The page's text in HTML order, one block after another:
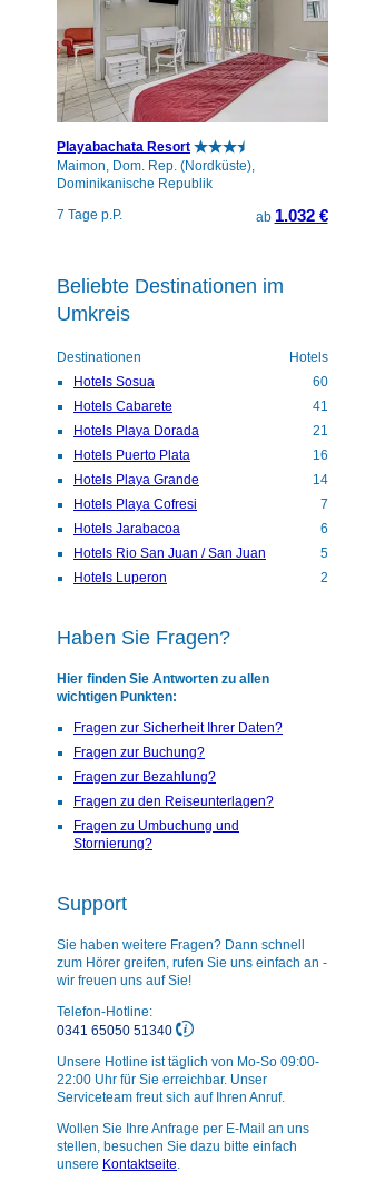
Playabachata Resort
Maimon, Dom. Rep. (Nordküste),
Dominikanische Republik
7 Tage p.P.
ab 1.032 €
Beliebte Destinationen im
Umkreis
Destinationen
Hotels
Hotels Sosua
60
Hotels Cabarete
41
Hotels Playa Dorada
21
Hotels Puerto Plata
16
Hotels Playa Grande
14
Hotels Playa Cofresi
7
Hotels Jarabacoa
6
Hotels Rio San Juan / San Juan
5
Hotels Luperon
2
Haben Sie Fragen?
Hier finden Sie Antworten zu allen
wichtigen Punkten:
Fragen zur Sicherheit Ihrer Daten?
Fragen zur Buchung?
Fragen zur Bezahlung?
Fragen zu den Reiseunterlagen?
Fragen zu Umbuchung und
Stornierung?
Support
Sie haben weitere Fragen? Dann schnell
zum Hörer greifen, rufen Sie uns einfach an -
wir freuen uns auf Sie!
Telefon-Hotline:
0341 65050 51340
Unsere Hotline ist täglich von Mo-So 09:00-
22:00 Uhr für Sie erreichbar. Unser
Serviceteam freut sich auf Ihren Anruf.
Wollen Sie Ihre Anfrage per E-Mail an uns
stellen, besuchen Sie dazu bitte einfach
unsere Kontaktseite.